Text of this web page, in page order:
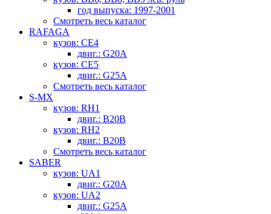
год выпуска: 1997-2001
Смотреть весь каталог
RAFAGA
кузов: CE4
двиг.: G20A
кузов: CE5
двиг.: G25A
Смотреть весь каталог
S-MX
кузов: RH1
двиг.: B20B
кузов: RH2
двиг.: B20B
Смотреть весь каталог
SABER
кузов: UA1
двиг.: G20A
кузов: UA2
двиг.: G25A